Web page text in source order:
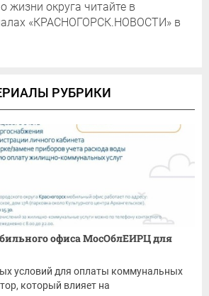
жизни округа читайте в
«КРАСНОГОРСК.НОВОСТИ» в
РУБРИКИ
офиса МосОблЕИРЦ для
условий для оплаты коммунальных
который влияет на